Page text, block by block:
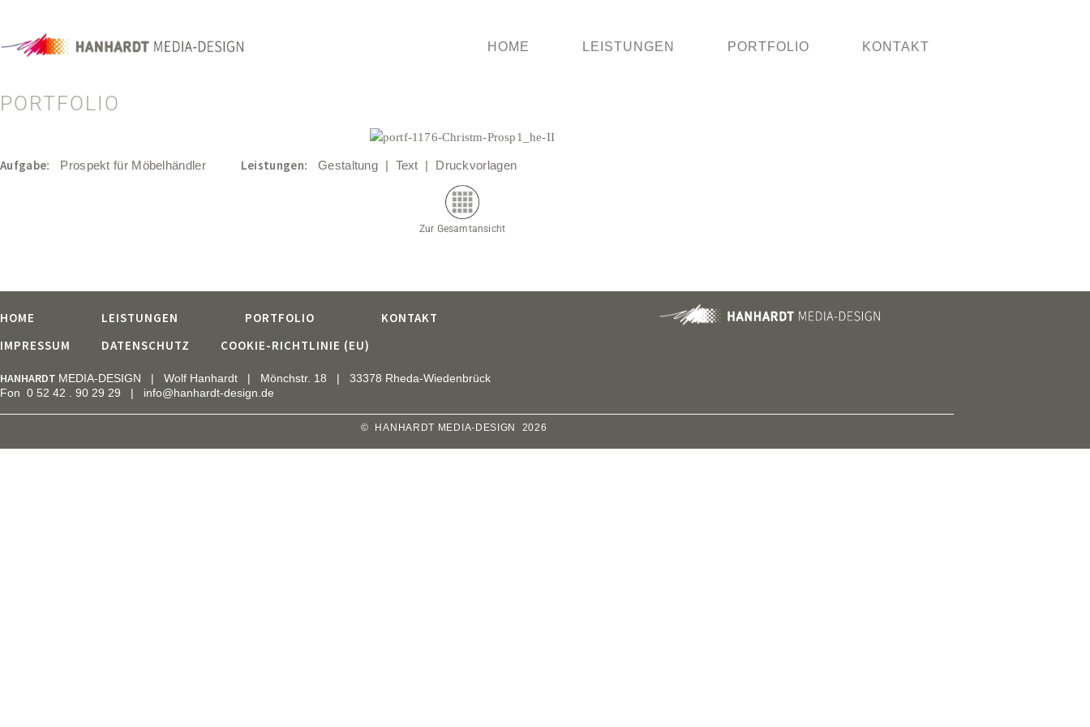
HOME LEISTUNGEN PORTFOLIO KONTAKT
PORTFOLIO
Aufgabe: Prospekt für Möbelhändler Leistungen: Gestaltung | Text | Druckvorlagen
Zur Gesamtansicht
HOME LEISTUNGEN PORTFOLIO
KONTAKT
IMPRESSUM
DATENSCHUTZ COOKIE-RICHTLINIE (EU)
HANHARDT MEDIA-DESIGN | Wolf Hanhardt | Mönchstr. 18 | 33378 Rheda-Wiedenbrück
Fon 0 52 42 . 90 29 29 | info@hanhardt-design.de
© HANHARDT MEDIA-DESIGN 2026